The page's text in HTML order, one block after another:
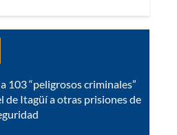
103 “peligrosos criminales”
de Itagüí a otras prisiones de